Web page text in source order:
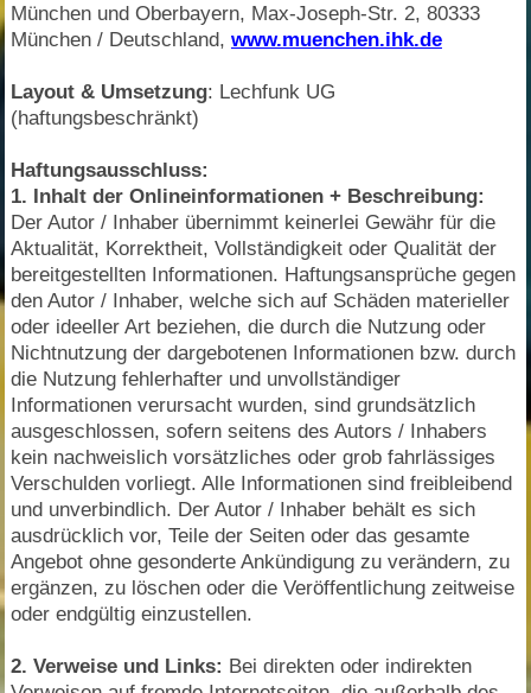
München und Oberbayern, Max-Joseph-Str. 2, 80333
München / Deutschland, www.muenchen.ihk.de
Layout & Umsetzung: Lechfunk UG
(haftungsbeschränkt)
Haftungsausschluss:
1. Inhalt der Onlineinformationen + Beschreibung:
Der Autor / Inhaber übernimmt keinerlei Gewähr für die
Aktualität, Korrektheit, Vollständigkeit oder Qualität der
bereitgestellten Informationen. Haftungsansprüche gegen
den Autor / Inhaber, welche sich auf Schäden materieller
oder ideeller Art beziehen, die durch die Nutzung oder
Nichtnutzung der dargebotenen Informationen bzw. durch
die Nutzung fehlerhafter und unvollständiger
Informationen verursacht wurden, sind grundsätzlich
ausgeschlossen, sofern seitens des Autors / Inhabers
kein nachweislich vorsätzliches oder grob fahrlässiges
Verschulden vorliegt. Alle Informationen sind freibleibend
und unverbindlich. Der Autor / Inhaber behält es sich
ausdrücklich vor, Teile der Seiten oder das gesamte
Angebot ohne gesonderte Ankündigung zu verändern, zu
ergänzen, zu löschen oder die Veröffentlichung zeitweise
oder endgültig einzustellen.
2. Verweise und Links: Bei direkten oder indirekten